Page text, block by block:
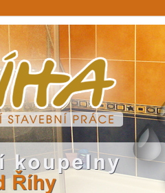
Tomáš, Komplexní